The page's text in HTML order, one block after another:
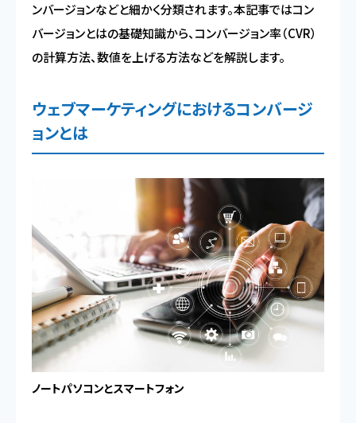
ンバージョンなどと細かく分類されます。本記事ではコン
バージョンとはの基礎知識から、コンバージョン率（CVR）
の計算方法、数値を上げる方法などを解説します。
ウェブマーケティングにおけるコンバージ
ョンとは
ノートパソコンとスマートフォン